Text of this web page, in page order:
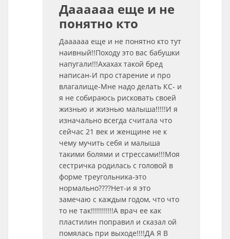
Даааааа еще и не
понятно кто
Даааааа еще и не понятно кто тут
наивный!!Походу это вас бабушки
напугали!!!Ахахах такой бред
написан-И про старение и про
влагалище-Мне надо делать КС- и
я не собираюсь рисковать своей
жизнью и жизнью малыша!!!!!И я
изначально всегда считала что
сейчас 21 век и женщине не к
чему мучить себя и малыша
такими болями и стрессами!!!Моя
сестричка родилась с головой в
форме треугольника-это
нормально????Нет-и я это
замечаю с каждым годом, что что
то не так!!!!!!!!!!!А врач ее как
пластилин поправил и сказал ой
помялась при выходе!!!!ДА Я В